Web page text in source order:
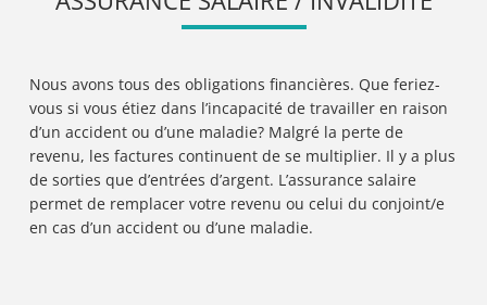
Nous avons tous des obligations financières. Que feriez-
vous si vous étiez dans l’incapacité de travailler en raison
d’un accident ou d’une maladie? Malgré la perte de
revenu, les factures continuent de se multiplier. Il y a plus
de sorties que d’entrées d’argent. L’assurance salaire
permet de remplacer votre revenu ou celui du conjoint/e
en cas d’un accident ou d’une maladie.